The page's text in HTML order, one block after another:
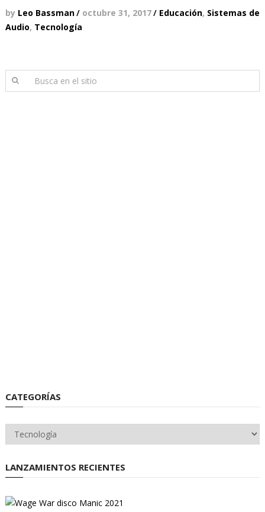
by Leo Bassman/ octubre 31, 2017/ Educación, Sistemas de
Audio, Tecnología
CATEGORÍAS
Categorías
LANZAMIENTOS RECIENTES